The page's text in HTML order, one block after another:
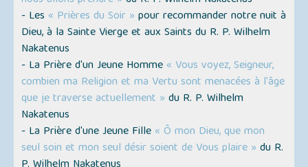
- Les « Prières du Soir » pour recommander notre nuit à
Dieu, à la Sainte Vierge et aux Saints du R. P. Wilhelm
Nakatenus
- La Prière d'un Jeune Homme « Vous voyez, Seigneur,
combien ma Religion et ma Vertu sont menacées à l'âge
que je traverse actuellement » du R. P. Wilhelm
Nakatenus
- La Prière d'une Jeune Fille « Ô mon Dieu, que mon
seul soin et mon seul désir soient de Vous plaire » du R.